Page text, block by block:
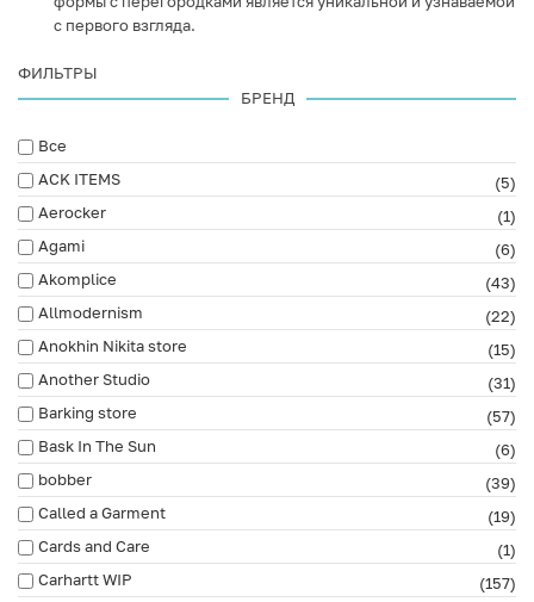
с первого взгляда.
ФИЛЬТРЫ
БРЕНД
Все
ACK ITEMS
(5)
Aerocker
(1)
Agami
(6)
Akomplice
(43)
Allmodernism
(22)
Anokhin Nikita store
(15)
Another Studio
(31)
Barking store
(57)
Bask In The Sun
(6)
bobber
(39)
Called a Garment
(19)
Cards and Care
(1)
Carhartt WIP
(157)